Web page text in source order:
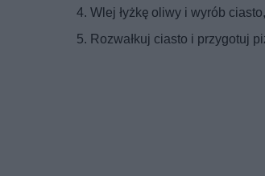
Wlej łyżkę oliwy i wyrób
Rozwałkuj ciasto i przygotuj